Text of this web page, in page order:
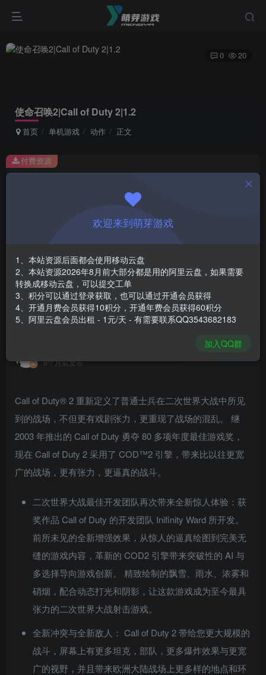
使命召唤2|Call of Duty 2|1.2
首页 单机游戏 动作 正文
0 20
此内容为付费资源，请付费后查看
￥1
免费
登录购买
安装包大小
游戏本体大小
3.44 GB
付费资源
9个月前发布
Call of Duty® 2 重新定义了普通士兵在二次世界大战中所见
到的战场，不但更有戏剧张力，更重现了战场的混乱。 继
2003 年推出的 Call of Duty 勇夺 80 多项年度最佳游戏奖，
现在 Call of Duty 2 采用了 COD™2 引擎，带来比以往更宽
广的战场，更有张力，更逼真的战斗。
二次世界大战最佳开发团队再次带来全新惊人体验：获
奖作品 Call of Duty 的开发团队 Inifinity Ward 所开发。
前所未见的全新增强效果，从惊人的逼真绘图到完美无
缝的游戏内容，革新的 COD2 引擎带来突破性的 AI 与
多选择导向游戏创新。 精致绘制的飘雪、雨水、浓雾和
硝烟，配合动态打光和阴影，让这款游戏成为至今最具
张力的二次世界大战射击游戏。
全新冲突与全新敌人： Call of Duty 2 带给您更大规模的
战斗，屏幕上有更多坦克，部队，更多爆炸效果与更宽
广的视野，并且带来欧洲大陆战场上更多样的地点和环
欢迎来到萌芽游戏
1、本站资源后面都会使用移动云盘
2、本站资源2026年8月前大部分都是用的阿里云盘，如果需要
转换成移动云盘，可以提交工单
3、积分可以通过登录获取，也可以通过开通会员获得
4、开通月费会员获得10积分，开通年费会员获得60积分
5、阿里云盘会员出租 - 1元/天 - 有需要联系QQ3543682183
加入QQ群